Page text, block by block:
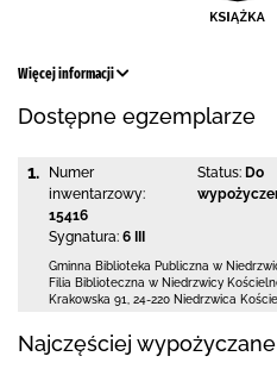
Więcej informacji
Dostępne egzemplarze
1.
Numer
inwentarzowy:
15416
Sygnatura: 6 III
Status: Do
Gminna Biblioteka Publiczna w
Filia Biblioteczna w Niedrzwicy
Krakowska 91
24-220 Niedrzwica
Najczęściej wypożyczane